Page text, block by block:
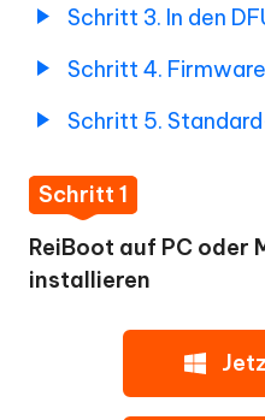
macOS
downgraden
zurücksetzen
Datenwiederherstellung
Schritt 3. In den
Schritt 4.
Schritt 5.
Schritt 1
ReiBoot auf PC oder
installieren